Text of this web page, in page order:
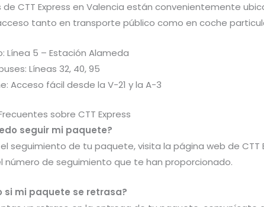
de CTT Express en Valencia están convenientemente
tanto en transporte público como en coche
Línea 5 – Estación Alameda
Líneas 32, 40, 95
Acceso fácil desde la V-21 y la A-3
sobre CTT Express
seguir mi paquete?
seguimiento de tu paquete, visita la página web de CTT
número de seguimiento que te han proporcionado.
si mi paquete se retrasa?